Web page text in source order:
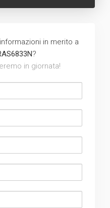
in merito a
?
in giornata!